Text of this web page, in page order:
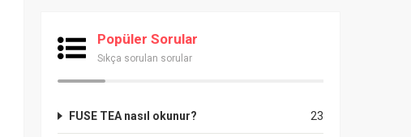
Popüler Sorular
Sıkça sorulan sorular
23
FUSE TEA nasıl okunur?